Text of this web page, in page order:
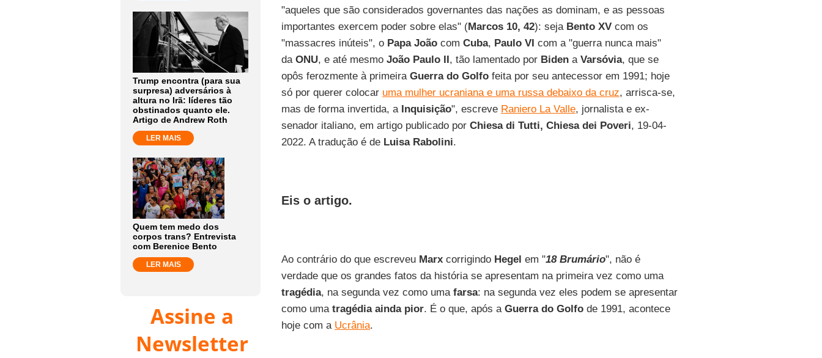
Trump encontra (para sua
surpresa) adversários à
altura no Irã: líderes tão
obstinados quanto ele.
Artigo de Andrew Roth
LER MAIS
Quem tem medo dos
corpos trans? Entrevista
com Berenice Bento
LER MAIS
Assine a
Newsletter
"aqueles que são considerados governantes das nações as dominam, e as pessoas
importantes exercem poder sobre elas" (Marcos 10, 42): seja Bento XVcom os
"massacres inúteis", o Papa Joãocom Cuba, Paulo VI com a "guerra nunca mais"
da ONU, e até mesmo João Paulo II, tão lamentado por Bidena Varsóvia, que se
opôs ferozmente à primeira Guerra do Golfofeita por seu antecessor em 1991; hoje
só por querer colocar uma mulher ucraniana e uma russa debaixo da cruz, arrisca-se,
mas de forma invertida, a Inquisição", escreve Raniero La Valle, jornalista e ex-
senador italiano, em artigo publicado por Chiesa di Tutti, Chiesa dei Poveri, 19-04-
2022. A tradução é de Luisa Rabolini.
Eis o artigo.
Ao contrário do que escreveu Marxcorrigindo Hegel em "18 Brumário", não é
verdade que os grandes fatos da história se apresentam na primeira vez como uma
tragédia, na segunda vez como uma farsa: na segunda vez eles podem se apresentar
como uma tragédia ainda pior. É o que, após a Guerra do Golfode 1991, acontece
hoje com a Ucrânia.